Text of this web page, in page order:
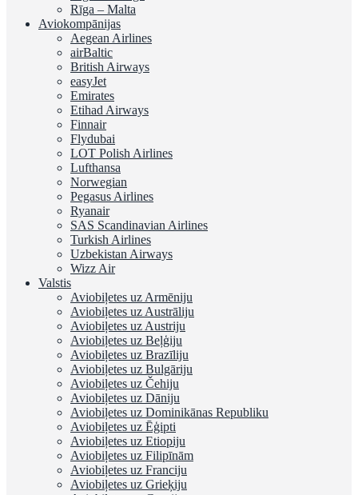
Rīga – Malta
Aviokompānijas
Aegean Airlines
airBaltic
British Airways
easyJet
Emirates
Etihad Airways
Finnair
Flydubai
LOT Polish Airlines
Lufthansa
Norwegian
Pegasus Airlines
Ryanair
SAS Scandinavian Airlines
Turkish Airlines
Uzbekistan Airways
Wizz Air
Valstis
Aviobiļetes uz Armēniju
Aviobiļetes uz Austrāliju
Aviobiļetes uz Austriju
Aviobiļetes uz Beļģiju
Aviobiļetes uz Brazīliju
Aviobiļetes uz Bulgāriju
Aviobiļetes uz Čehiju
Aviobiļetes uz Dāniju
Aviobiļetes uz Dominikānas Republiku
Aviobiļetes uz Ēģipti
Aviobiļetes uz Etiopiju
Aviobiļetes uz Filipīnām
Aviobiļetes uz Franciju
Aviobiļetes uz Grieķiju